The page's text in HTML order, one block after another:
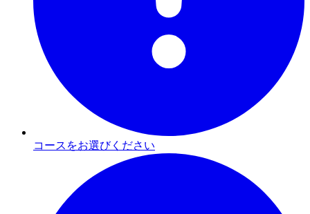
コースをお選びください